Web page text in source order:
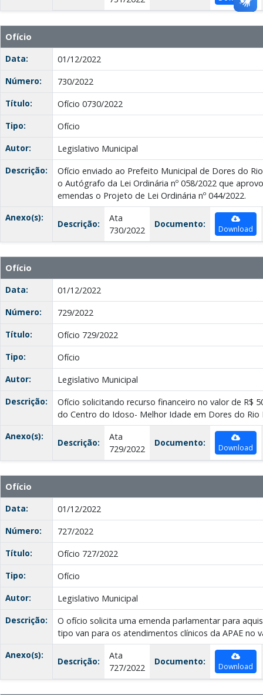
Ofício
Data:
01/12/2022
Número:
730/2022
Título:
Ofício 0730/2022
Tipo:
Ofício
Autor:
Legislativo Municipal
Descrição:
Ofício enviado ao Prefeito Municipal de Dores do
o Autógrafo da Lei Ordinária nº 058/2022 que
emendas o Projeto de Lei Ordinária nº 044/2022.
Anexo(s):
Descrição:
Ata
730/2022
Documento: Download
Ofício
Data:
01/12/2022
Número:
729/2022
Título:
Ofício 729/2022
Tipo:
Ofício
Autor:
Legislativo Municipal
Descrição:
Ofício solicitando recurso financeiro no valor de R$
do Centro do Idoso- Melhor Idade em Dores do Rio
Anexo(s):
Descrição:
Ata
729/2022
Documento: Download
Ofício
Data:
01/12/2022
Número:
727/2022
Título:
Ofício 727/2022
Tipo:
Ofício
Autor:
Legislativo Municipal
Descrição:
O ofício solicita uma emenda parlamentar para
tipo van para os atendimentos clínicos da APAE no
Anexo(s):
Descrição:
Ata
727/2022
Documento: Download